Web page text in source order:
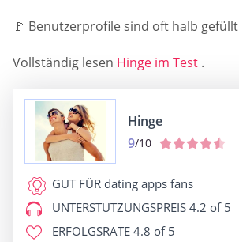
🚩 Benutzerprofile sind oft halb gefüllt
Vollständig lesen Hinge im Test .
Hinge
9/10
GUT FÜR dating apps fans
UNTERSTÜTZUNGSPREIS 4.2 of 5
ERFOLGSRATE 4.8 of 5